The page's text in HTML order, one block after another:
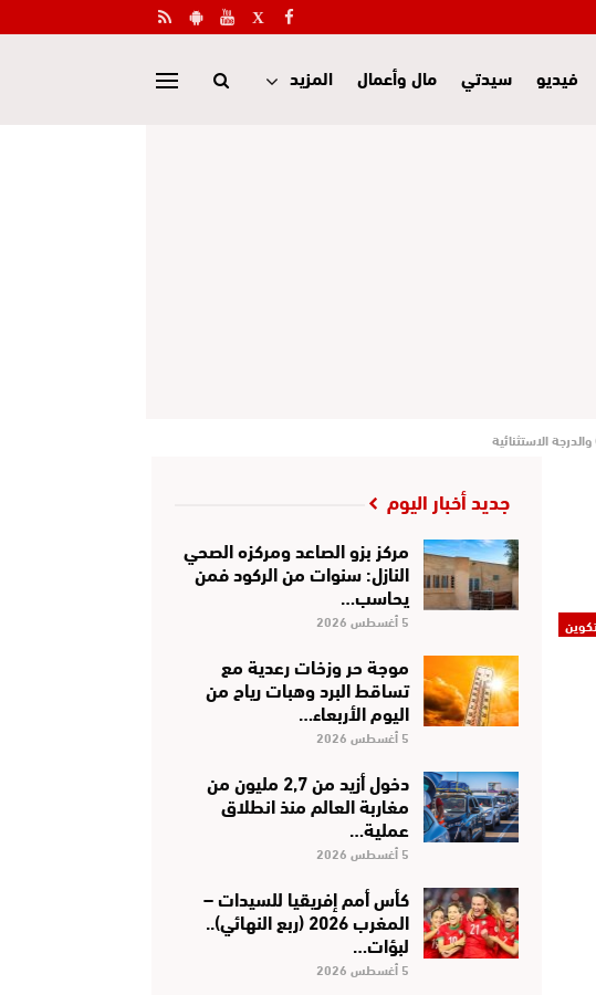
فيديو سيدتي مال وأعمال المزيد
الاستثنائية
جديد أخبار اليوم
مركز بزو الصاعد ومركزه الصحي
النازل: سنوات من الركود فمن
يحاسب…
5 أغسطس 2026
موجة حر وزخات رعدية مع
تساقط البرد وهبات رياح من
اليوم الأربعاء…
5 أغسطس 2026
دخول أزيد من 2,7 مليون من
مغاربة العالم منذ انطلاق
عملية…
5 أغسطس 2026
كأس أمم إفريقيا للسيدات –
المغرب 2026 (ربع النهائي)..
لبؤات…
5 أغسطس 2026